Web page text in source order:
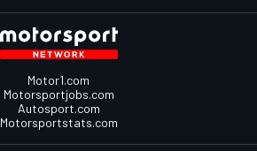
Motor1.com
Motorsportjobs.com
Autosport.com
Motorsportstats.com